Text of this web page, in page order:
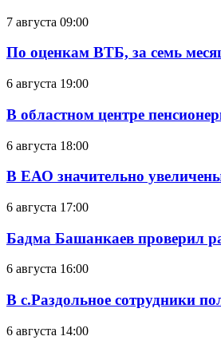
7 августа 09:00
По оценкам ВТБ, за семь
6 августа 19:00
В областном центре
6 августа 18:00
В ЕАО значительно
6 августа 17:00
Бадма Башанкаев проверил
6 августа 16:00
В с.Раздольное сотрудники
6 августа 14:00